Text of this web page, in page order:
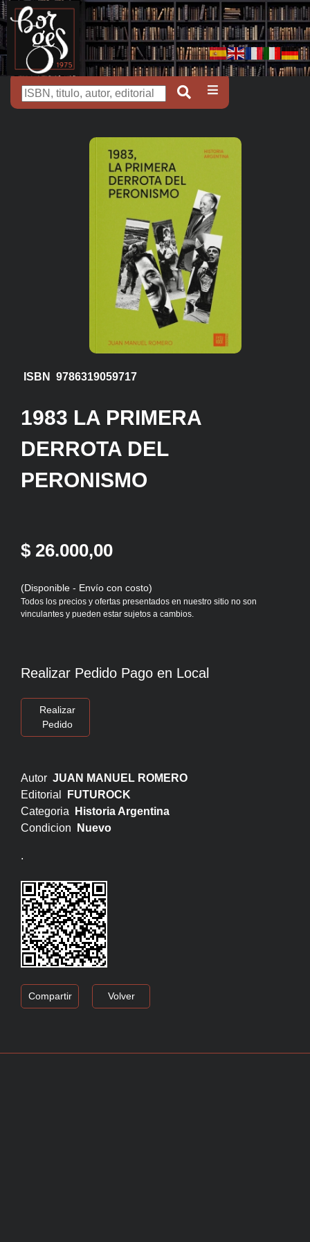
ISBN 9786319059717
1983 LA PRIMERA
DERROTA DEL
PERONISMO
$ 26.000,00
(Disponible - Envío con costo)
Todos los precios y ofertas presentados en nuestro sitio no son
vinculantes y pueden estar sujetos a cambios.
Realizar Pedido Pago en Local
Realizar
Pedido
Autor JUAN MANUEL ROMERO
Editorial
FUTUROCK
Categoria
Historia Argentina
Condicion
Nuevo
.
Compartir Volver